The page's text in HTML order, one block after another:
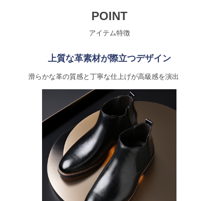
POINT
アイテム特徴
上質な革素材が際立つデザイン
滑らかな革の質感と丁寧な仕上げが高級感を演出